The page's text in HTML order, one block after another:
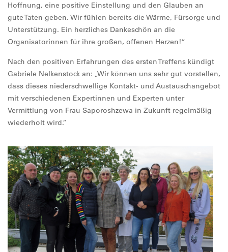
Hoffnung, eine positive Einstellung und den Glauben an
gute Taten geben. Wir fühlen bereits die Wärme, Fürsorge und
Unterstützung. Ein herzliches Dankeschön an die
Organisatorinnen für ihre großen, offenen Herzen!“
Nach den positiven Erfahrungen des ersten Treffens kündigt
Gabriele Nelkenstock an: „Wir können uns sehr gut vorstellen,
dass dieses niederschwellige Kontakt- und Austauschangebot
mit verschiedenen Expertinnen und Experten unter
Vermittlung von Frau Saporoshzewa in Zukunft regelmäßig
wiederholt wird.“